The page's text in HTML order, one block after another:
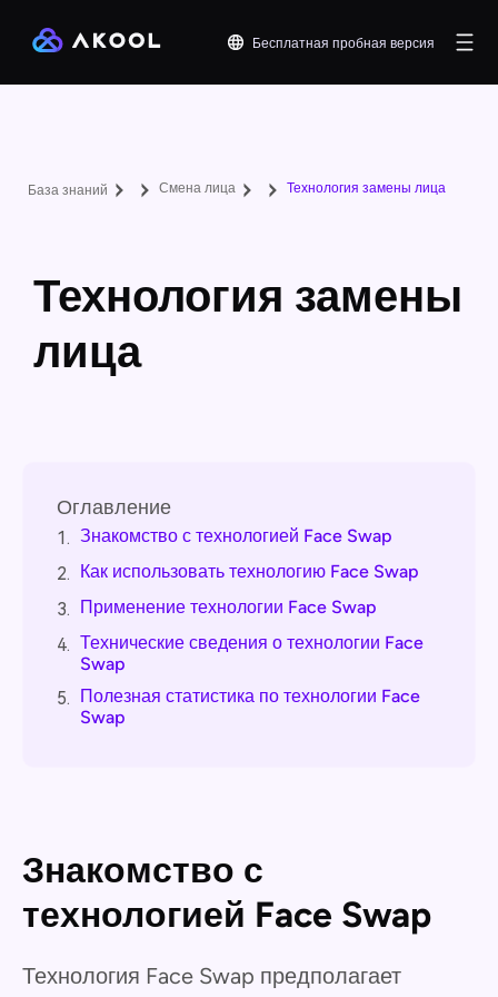
Бесплатная пробная версия
База знаний Смена лица Технология замены лица
Технология замены
лица
Оглавление
1. Знакомство с технологией Face Swap
2. Как использовать технологию Face Swap
3. Применение технологии Face Swap
4. Технические сведения о технологии Face
Swap
5. Полезная статистика по технологии Face
Swap
Знакомство с
технологией Face Swap
Технология Face Swap предполагает